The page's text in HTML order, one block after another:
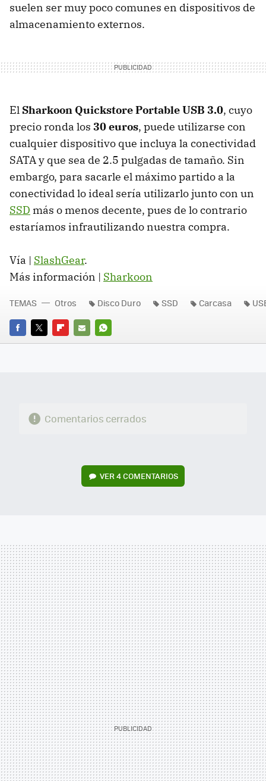
suelen ser muy poco comunes en dispositivos de
almacenamiento externos.
El Sharkoon Quickstore PortableUSB 3.0, cuyo
precio ronda los 30 euros, puede utilizarse con
cualquier dispositivo que incluya la conectividad
SATAy que sea de 2.5 pulgadas de tamaño. Sin
embargo, para sacarle el máximo partido a la
conectividad lo ideal sería utilizarlo junto con un
SSD más o menos decente, pues de lo contrario
estaríamos infrautilizando nuestra compra.
Vía | SlashGear.
Más información | Sharkoon
FACEBOOK
TWITTERFLIPBOARD
E-
WHATSAPP
TEMAS Otros Disco Duro SSD Carcasa
Comentarios cerrados
VER4 COMENTARIOS